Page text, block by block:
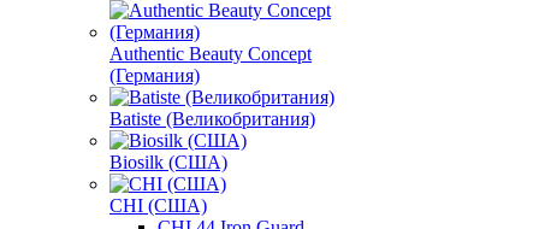
Authentic Beauty Concept
(Германия)
Batiste (Великобритания)
Biosilk (США)
CHI (США)